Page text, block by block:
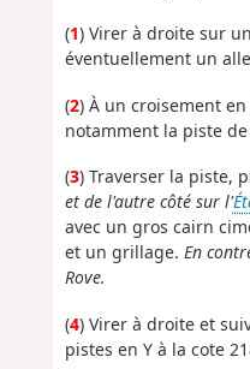
(1) Virer à droite sur
éventuellement un
(2) À un croisement
notamment la piste
(3) Traverser la piste,
et de l'autre côté sur l'
avec un gros cairn
et un grillage. En
Rove.
(4) Virer à droite et
pistes en Y à la cote